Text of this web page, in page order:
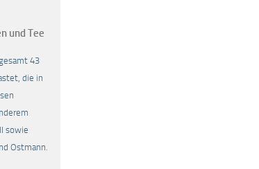
und Tee
43
die in
sowie
Ostmann.